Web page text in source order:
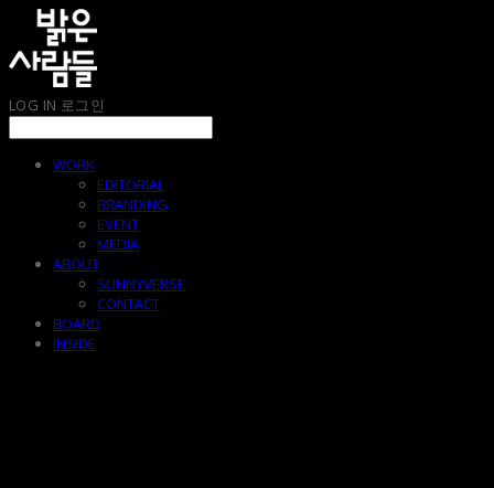
LOG IN 로그인
WORK
EDITORIAL
BRANDING
EVENT
MEDIA
ABOUT
SUNNYVERSE
CONTACT
BOARD
INSIDE